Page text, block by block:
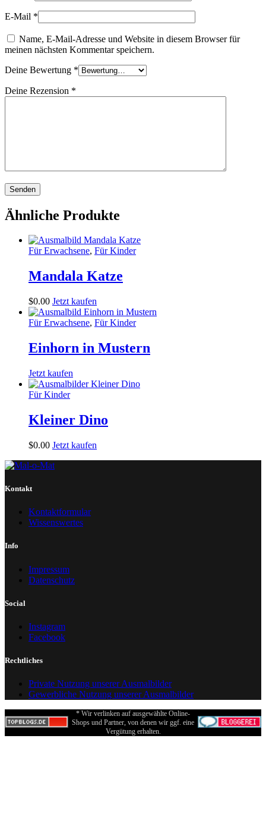
E-Mail *
Name, E-Mail-Adresse und Website in diesem Browser für
meinen nächsten Kommentar speichern.
Deine Bewertung *
Deine Rezension *
Ähnliche Produkte
Für Erwachsene, Für Kinder
Mandala Katze
$0.00 Jetzt kaufen
Für Erwachsene, Für Kinder
Einhorn in Mustern
Jetzt kaufen
Für Kinder
Kleiner Dino
$0.00 Jetzt kaufen
Kontakt
Kontaktformular
Wissenswertes
Info
Impressum
Datenschutz
Social
Instagram
Facebook
Rechtliches
Private Nutzung unserer Ausmalbilder
Gewerbliche Nutzung unserer Ausmalbilder
* Wir verlinken auf ausgewählte Online-
Shops und Partner, von denen wir ggf. eine
Vergütung erhalten.